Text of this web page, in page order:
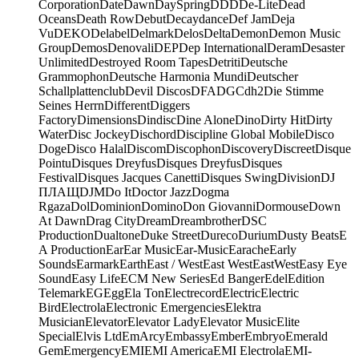
CorporationDateDawnDaySpringDDDDe-LiteDead
OceansDeath RowDebutDecaydanceDef JamDeja
VuDEKODelabelDelmarkDelosDeltaDemonDemon Music
GroupDemosDenovaliDEPDep InternationalDeramDesaster
UnlimitedDestroyed Room TapesDetritiDeutsche
GrammophonDeutsche Harmonia MundiDeutscher
SchallplattenclubDevil DiscosDFADGCdh2Die Stimme
Seines HerrnDifferentDiggers
FactoryDimensionsDindiscDine AloneDinoDirty HitDirty
WaterDisc JockeyDischordDiscipline Global MobileDisco
DogeDisco HalalDiscomDiscophonDiscoveryDiscreetDisque
PointuDisques DreyfusDisques DreyfusDisques
FestivalDisques Jacques CanettiDisques SwingDivisionDJ
ПЛАЩDJMDo ItDoctor JazzDogma
RgazaDolDominionDominoDon GiovanniDormouseDown
At DawnDrag CityDreamDreambrotherDSC
ProductionDualtoneDuke StreetDurecoDuriumDusty BeatsE
A ProductionEarEar MusicEar-MusicEaracheEarly
SoundsEarmarkEarthEast / WestEast WestEastWestEasy Eye
SoundEasy LifeECM New SeriesEd BangerEdelEdition
TelemarkEGEggEla TonElectrecordElectricElectric
BirdElectrolaElectronic EmergenciesElektra
MusicianElevatorElevator LadyElevator MusicElite
SpecialElvis LtdEmArcyEmbassyEmberEmbryoEmerald
GemEmergencyEMIEMI AmericaEMI ElectrolaEMI-